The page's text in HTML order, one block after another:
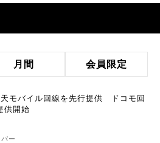
月間 会員限定
モバイル回線を先行提供 ドコモ回
供開始
ー